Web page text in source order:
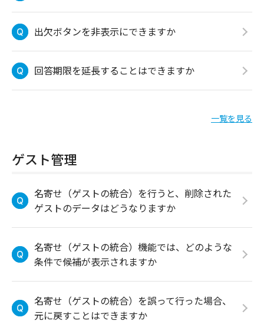
出欠ボタンを非表示にできますか
回答期限を延長することはできますか
一覧を見る
ゲスト管理
名寄せ（ゲストの統合）を行うと、削除された
ゲストのデータはどうなりますか
名寄せ（ゲストの統合）機能では、どのような
条件で候補が表示されますか
名寄せ（ゲストの統合）を誤って行った場合、
元に戻すことはできますか